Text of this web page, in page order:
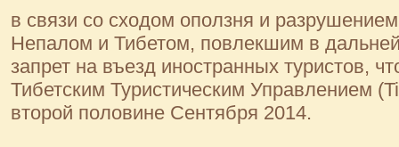
в связи со сходом оползня и
Непалом и Тибетом, повлекшим в
запрет на въезд иностранных туристов,
Тибетским Туристическим Управлением
второй половине Сентября 2014.